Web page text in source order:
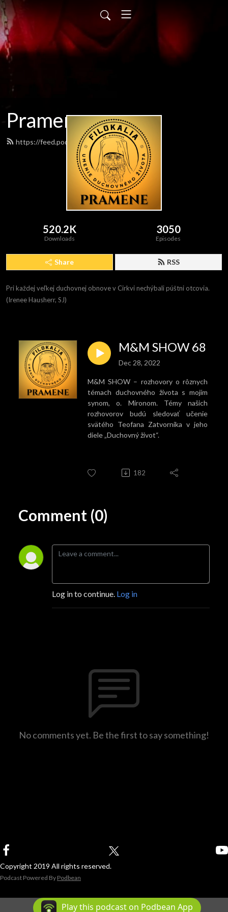
Pramene
https://feed.podbean.com/pramene/feed.xml
520.2K
Downloads
3050
Episodes
Share RSS
Pri každej veľkej duchovnej obnove v Cirkvi nechýbali púštni otcovia.
(Irenee Hausherr, SJ)
M&M SHOW 68
Dec 28, 2022
M&M SHOW – rozhovory o rôznych
témach duchovného života s mojím
synom, o. Mironom. Témy našich
rozhovorov budú sledovať učenie
svätého Teofana Zatvornika v jeho
diele „Duchovný život“.
182
Comment (0)
Log in to continue. Log in
No comments yet. Be the first to say something!
Copyright 2019 All rights reserved.
Podcast Powered By Podbean
Play this podcast on Podbean App